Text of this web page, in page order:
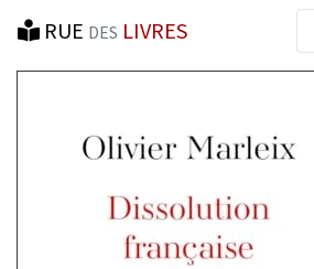
RUE DES LIVRES